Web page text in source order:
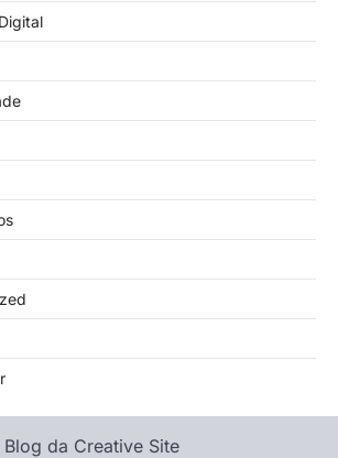
Blog da Creative Site